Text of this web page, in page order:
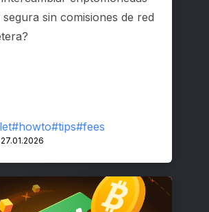
sin comisiones de red
#howto#tips#fees
27.01.2026